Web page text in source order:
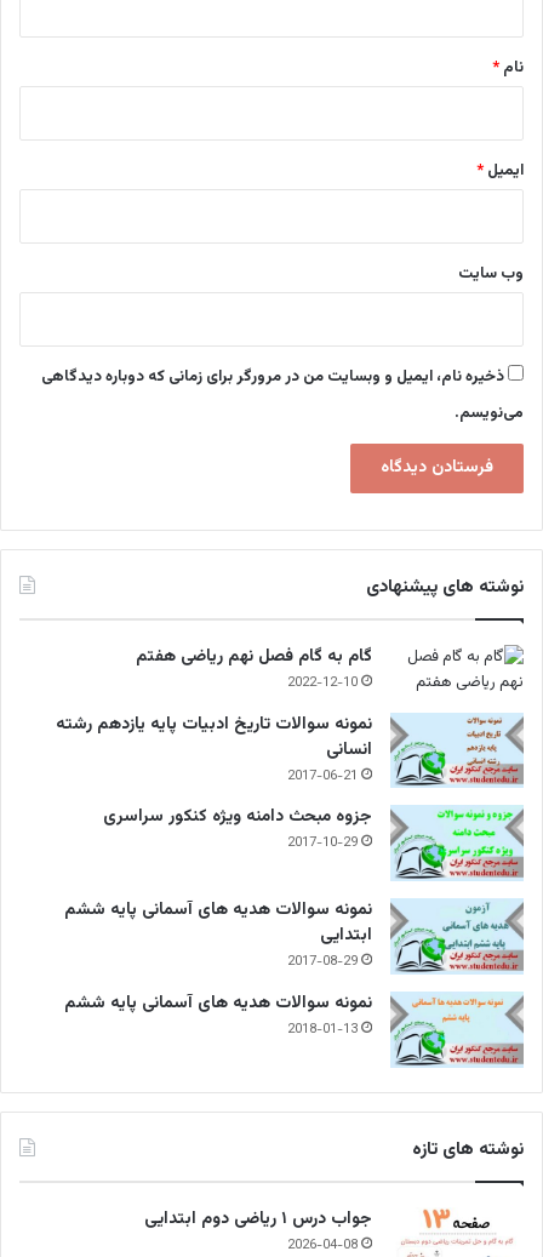
نام *
ایمیل *
وب‌ سایت
ذخیره نام، ایمیل و وبسایت من در مرورگر برای زمانی که دوباره دیدگاهی
می‌نویسم.
نوشته های پیشنهادی
گام به گام فصل نهم ریاضی هفتم
2022-12-10
نمونه سوالات تاریخ ادبیات پایه یازدهم رشته
انسانی
2017-06-21
جزوه مبحث دامنه ویژه کنکور سراسری
2017-10-29
نمونه سوالات هدیه های آسمانی پایه ششم
ابتدایی
2017-08-29
نمونه سوالات هدیه های آسمانی پایه ششم
2018-01-13
نوشته های تازه
جواب درس ۱ ریاضی دوم ابتدایی
2026-04-08